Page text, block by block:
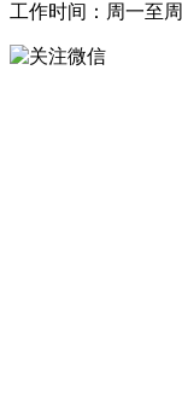
工作时间：周一至